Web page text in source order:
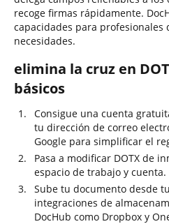
recoge firmas rápidamente.
capacidades para profesionales
necesidades.
elimina la cruz en
básicos
Consigue una cuenta
tu dirección de correo
Google para simplificar el
Pasa a modificar DOTX de
espacio de trabajo y cuenta.
Sube tu documento desde
integraciones de
DocHub como Dropbox y